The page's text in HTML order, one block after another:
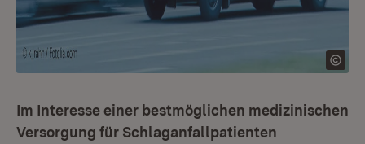
Im Interesse einer bestmöglichen medizinischen
Versorgung für Schlaganfallpatienten